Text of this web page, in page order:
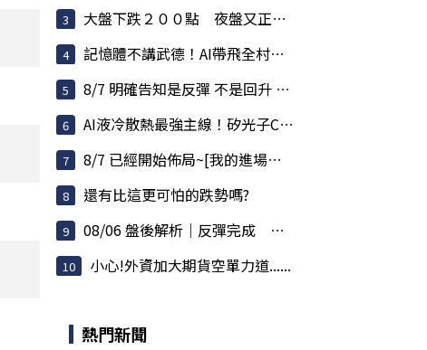
大盤下跌２００點 夜盤又正在跌 反彈要結束了？
記憶體不講武德！AI帶飛全村，連蘋果殺價都被對...
8/7 明確告知是反彈 不是回升 但不用急著逃命
AI液冷散熱最強主線！矽光子CPO狂飆接棒
8/7 已經開始佈局~[我的進場點~至少800點以上]
還有比這更可怕的跌勢嗎?
08/06 盤後解析｜反彈完成 高檔刷洗正式展開
小心!外資加大期貨空單力道......
熱門新聞